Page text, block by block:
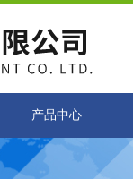
产品中心